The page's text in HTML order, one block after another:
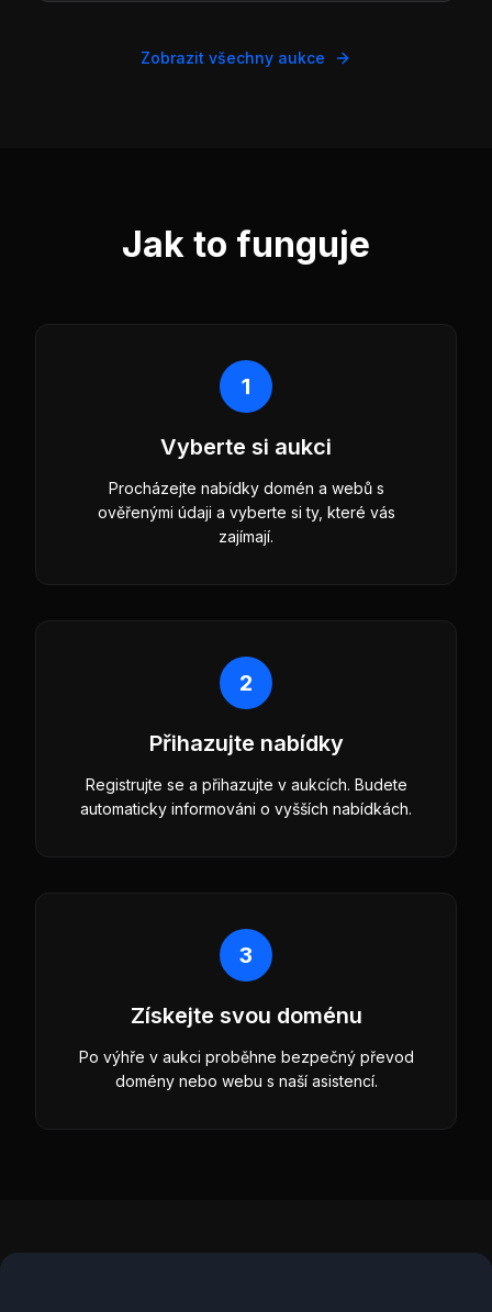
Zobrazit všechny aukce
Jak to funguje
1
Vyberte si aukci
Procházejte nabídky domén a webů s
ověřenými údaji a vyberte si ty, které vás
zajímají.
2
Přihazujte nabídky
Registrujte se a přihazujte v aukcích. Budete
automaticky informováni o vyšších nabídkách.
3
Získejte svou doménu
Po výhře v aukci proběhne bezpečný převod
domény nebo webu s naší asistencí.